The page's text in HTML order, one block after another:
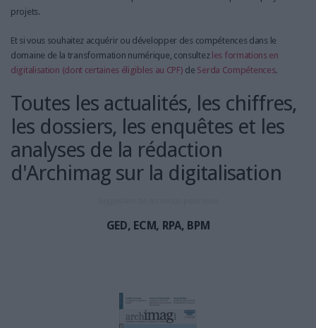
projets.
Et si vous souhaitez acquérir ou développer des compétences dans le
domaine de la transformation numérique, consultez les formations en
digitalisation (dont certaines éligibles au CPF) de Serda Compétences.
Toutes les actualités, les chiffres,
les dossiers, les enquêtes et les
analyses de la rédaction
d'Archimag sur la digitalisation
GED, ECM, RPA, BPM